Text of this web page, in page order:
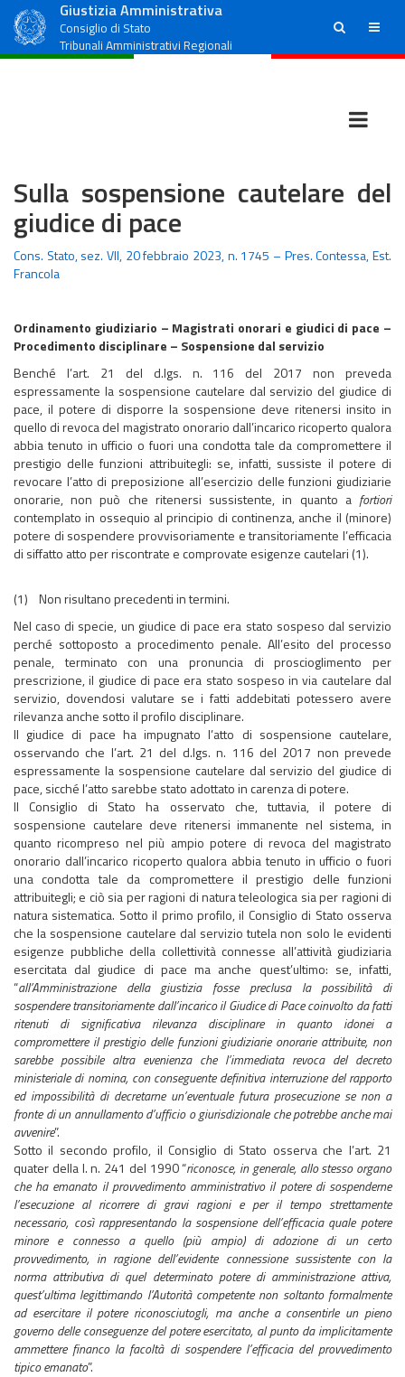
Giustizia Amministrativa
Consiglio di Stato
Tribunali Amministrativi Regionali
ricerca menu
Sulla sospensione cautelare del
giudice di pace
Cons. Stato, sez. VII, 20 febbraio 2023, n. 1745 – Pres. Contessa, Est.
Francola
Ordinamento giudiziario – Magistrati onorari e giudici di pace –
Procedimento disciplinare – Sospensione dal servizio
Benché l’art. 21 del d.lgs. n. 116 del 2017 non preveda
espressamente la sospensione cautelare dal servizio del giudice di
pace, il potere di disporre la sospensione deve ritenersi insito in
quello di revoca del magistrato onorario dall’incarico ricoperto qualora
abbia tenuto in ufficio o fuori una condotta tale da compromettere il
prestigio delle funzioni attribuitegli: se, infatti, sussiste il potere di
revocare l’atto di preposizione all’esercizio delle funzioni giudiziarie
onorarie, non può che ritenersi sussistente, in quanto a fortiori
contemplato in ossequio al principio di continenza, anche il (minore)
potere di sospendere provvisoriamente e transitoriamente l’efficacia
di siffatto atto per riscontrate e comprovate esigenze cautelari (1).
(1) Non risultano precedenti in termini.
Nel caso di specie, un giudice di pace era stato sospeso dal servizio
perché sottoposto a procedimento penale. All’esito del processo
penale, terminato con una pronuncia di proscioglimento per
prescrizione, il giudice di pace era stato sospeso in via cautelare dal
servizio, dovendosi valutare se i fatti addebitati potessero avere
rilevanza anche sotto il profilo disciplinare.
Il giudice di pace ha impugnato l’atto di sospensione cautelare,
osservando che l’art. 21 del d.lgs. n. 116 del 2017 non prevede
espressamente la sospensione cautelare dal servizio del giudice di
pace, sicché l’atto sarebbe stato adottato in carenza di potere.
Il Consiglio di Stato ha osservato che, tuttavia, il potere di
sospensione cautelare deve ritenersi immanente nel sistema, in
quanto ricompreso nel più ampio potere di revoca del magistrato
onorario dall’incarico ricoperto qualora abbia tenuto in ufficio o fuori
una condotta tale da compromettere il prestigio delle funzioni
attribuitegli; e ciò sia per ragioni di natura teleologica sia per ragioni di
natura sistematica. Sotto il primo profilo, il Consiglio di Stato osserva
che la sospensione cautelare dal servizio tutela non solo le evidenti
esigenze pubbliche della collettività connesse all’attività giudiziaria
esercitata dal giudice di pace ma anche quest’ultimo: se, infatti,
“all’Amministrazione della giustizia fosse preclusa la possibilità di
sospendere transitoriamente dall’incarico il Giudice di Pace coinvolto da fatti
ritenuti di significativa rilevanza disciplinare in quanto idonei a
compromettere il prestigio delle funzioni giudiziarie onorarie attribuite, non
sarebbe possibile altra evenienza che l’immediata revoca del decreto
ministeriale di nomina, con conseguente definitiva interruzione del rapporto
ed impossibilità di decretarne un’eventuale futura prosecuzione se non a
fronte di un annullamento d’ufficio o giurisdizionale che potrebbe anche mai
avvenire”.
Sotto il secondo profilo, il Consiglio di Stato osserva che l’art. 21
quater della l. n. 241 del 1990 “riconosce, in generale, allo stesso organo
che ha emanato il provvedimento amministrativo il potere di sospenderne
l’esecuzione al ricorrere di gravi ragioni e per il tempo strettamente
necessario, così rappresentando la sospensione dell’efficacia quale potere
minore e connesso a quello (più ampio) di adozione di un certo
provvedimento, in ragione dell’evidente connessione sussistente con la
norma attributiva di quel determinato potere di amministrazione attiva,
quest’ultima legittimando l’Autorità competente non soltanto formalmente
ad esercitare il potere riconosciutogli, ma anche a consentirle un pieno
governo delle conseguenze del potere esercitato, al punto da implicitamente
ammettere financo la facoltà di sospendere l’efficacia del provvedimento
tipico emanato”.